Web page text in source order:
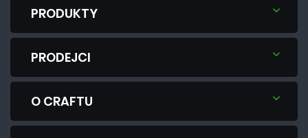
PRODUKTY
PRODEJCI
O CRAFTU